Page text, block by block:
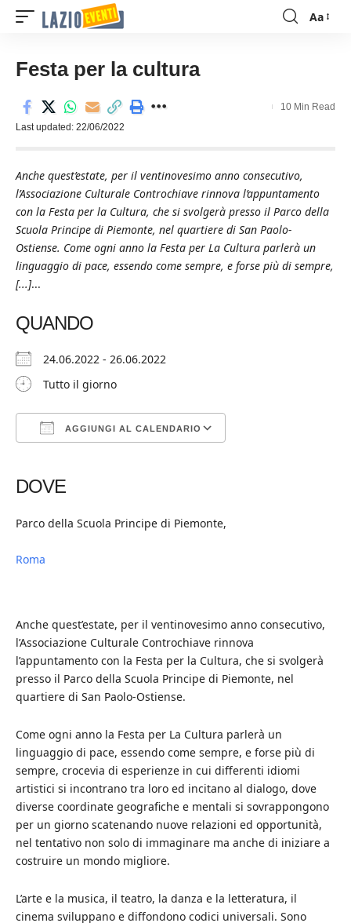
Font
Aa
Festa per la cultura
Last updated: 22/06/2022
10 Min Read
Anche quest’estate, per il ventinovesimo anno consecutivo,
l’Associazione Culturale Controchiave rinnova l’appuntamento
con la Festa per la Cultura, che si svolgerà presso il Parco della
Scuola Principe di Piemonte, nel quartiere di San Paolo-
Ostiense. Come ogni anno la Festa per La Cultura parlerà un
linguaggio di pace, essendo come sempre, e forse più di sempre,
[...]...
QUANDO
24.06.2022 - 26.06.2022
Tutto il giorno
AGGIUNGI AL CALENDARIO
DOVE
Parco della Scuola Principe di Piemonte,
Roma
Anche quest’estate, per il ventinovesimo anno consecutivo,
l’Associazione Culturale Controchiave rinnova
l’appuntamento con la Festa per la Cultura, che si svolgerà
presso il Parco della Scuola Principe di Piemonte, nel
quartiere di San Paolo-Ostiense.
Come ogni anno la Festa per La Cultura parlerà un
linguaggio di pace, essendo come sempre, e forse più di
sempre, crocevia di esperienze in cui differenti idiomi
artistici si incontrano tra loro ed incitano al dialogo, dove
diverse coordinate geografiche e mentali si sovrappongono
per un giorno scatenando nuove relazioni ed opportunità,
nel tentativo non solo di immaginare ma anche di iniziare a
costruire un mondo migliore.
L’arte e la musica, il teatro, la danza e la letteratura, il
cinema sviluppano e diffondono codici universali. Sono